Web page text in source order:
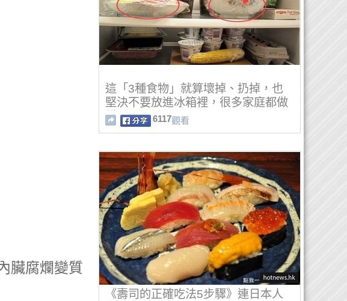
臟腐爛變質
這「3種食物」就算壞掉、扔掉，也
堅決不要放進冰箱裡，很多家庭都做
錯了！
6117觀看
《壽司的正確吃法5步驟》連日本人